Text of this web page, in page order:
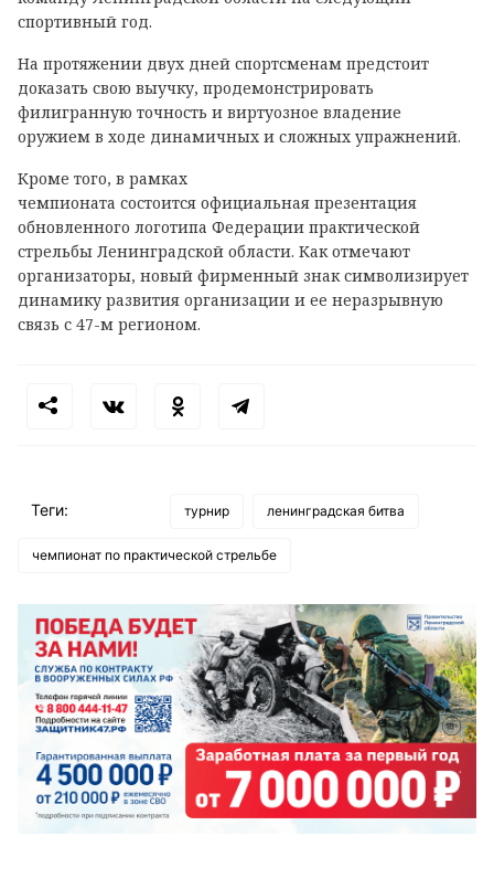
спортивный год.
На протяжении двух дней спортсменам предстоит
доказать свою выучку, продемонстрировать
филигранную точность и виртуозное владение
оружием в ходе динамичных и сложных упражнений.
Кроме того, в рамках
чемпионата состоится официальная презентация
обновленного логотипа Федерации практической
стрельбы Ленинградской области. Как отмечают
организаторы, новый фирменный знак символизирует
динамику развития организации и ее неразрывную
связь с 47-м регионом.
Теги: турнир ленинградская битва
чемпионат по практической стрельбе